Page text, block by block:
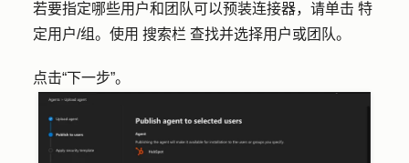
若要指定哪些用户和团队可以预装连接器，请单击 特
定用户/组。使用 搜索栏 查找并选择用户或团队。
点击“下一步”。